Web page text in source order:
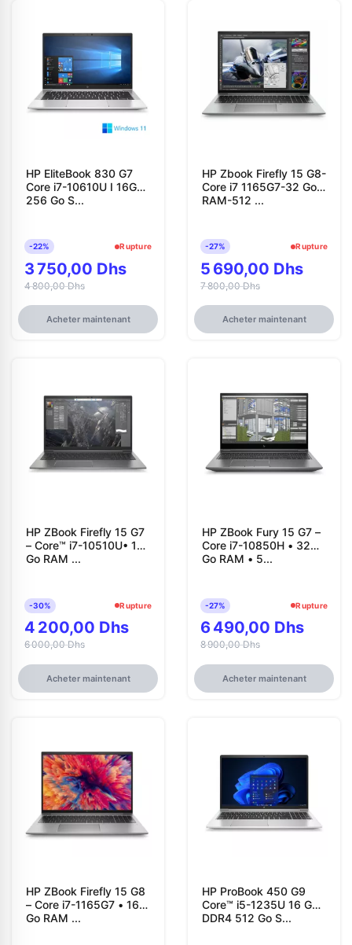
HP EliteBook 830 G7
Core i7-10610U I 16Go I
256 Go S...
-22% Rupture
3 750,00 Dhs
4 800,00 Dhs
Acheter maintenant
HP Zbook Firefly 15 G8-
Core i7 1165G7-32 Go
RAM-512 ...
-27% Rupture
5 690,00 Dhs
7 800,00 Dhs
Acheter maintenant
HP ZBook Firefly 15 G7
– Core™ i7-10510U• 16
Go RAM ...
-30% Rupture
4 200,00 Dhs
6 000,00 Dhs
Acheter maintenant
HP ZBook Fury 15 G7 –
Core i7-10850H • 32
Go RAM • 5...
-27% Rupture
6 490,00 Dhs
8 900,00 Dhs
Acheter maintenant
HP ZBook Firefly 15 G8
– Core i7-1165G7 • 16
Go RAM ...
HP ProBook 450 G9
Core™ i5-1235U 16 Go
DDR4 512 Go S...